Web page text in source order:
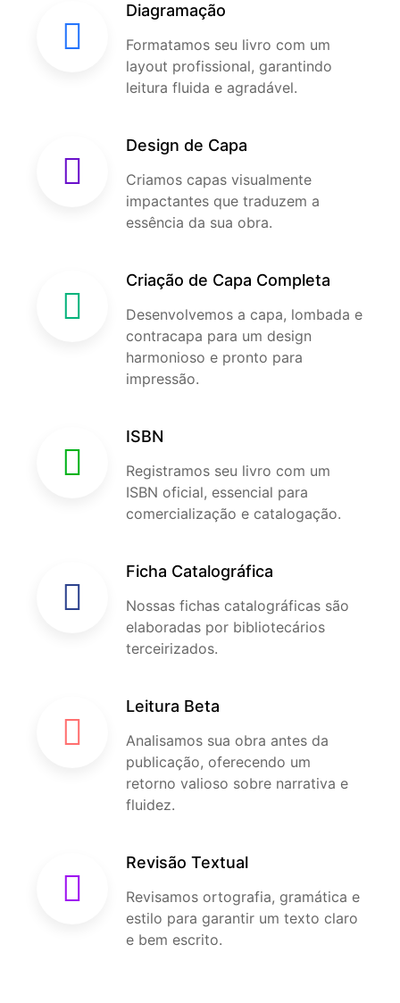
Diagramação
Formatamos seu livro com um
layout profissional, garantindo
leitura fluida e agradável.
Design de Capa
Criamos capas visualmente
impactantes que traduzem a
essência da sua obra.
Criação de Capa Completa
Desenvolvemos a capa, lombada e
contracapa para um design
harmonioso e pronto para
impressão.
ISBN
Registramos seu livro com um
ISBN oficial, essencial para
comercialização e catalogação.
Ficha Catalográfica
Nossas fichas catalográficas são
elaboradas por bibliotecários
terceirizados.
Leitura Beta
Analisamos sua obra antes da
publicação, oferecendo um
retorno valioso sobre narrativa e
fluidez.
Revisão Textual
Revisamos ortografia, gramática e
estilo para garantir um texto claro
e bem escrito.